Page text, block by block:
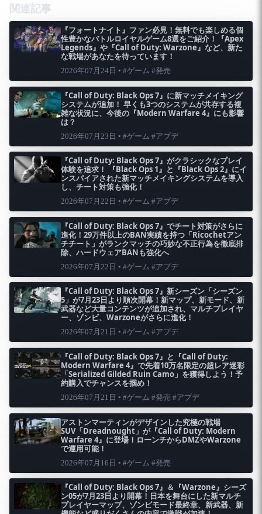
関連記事
『フォートナイト』ファン必見！無料でも楽しめる個
性豊かなバトルロイヤルゲーム8選をご紹介！『Apex
Legends』や『Call of Duty: Warzone』など、新た
な戦場があなたを待っています！
2026年07月24日 • #ゲーム #発売
『Call of Duty: Black Ops 7』に新マッチメイキング
システムが追加！ 早くも3つのシステムが共存する複
雑な状況に、今後の『Modern Warfare 4』にも影響
は？
2026年07月23日 • #ゲーム #アプデ
『Call of Duty: Black Ops 7』がクラシックなプレイ
体験を追求！ 『Black Ops 1』と『Black Ops 2』にイ
ンスパイアされた新マッチメイキングシステムを導入
し、チート対策も強化！
2026年07月22日 • #ゲーム #アプデ
『Call of Duty: Black Ops 7』でチート対策がさらに
進化！29万件以上のBAN実績を持つ「Ricochetアン
チチート」がランクマッチの巧妙な不正行為を徹底排
除、ハードウェアBANも強化へ
2026年07月22日 • #ゲーム #アプデ
『Call of Duty: Black Ops 7』新シーズン「シーズン
5」が7月23日より順次開幕！新マップ、新モード、新
武器など大量コンテンツが追加され、マルチプレイヤ
ー、ゾンビ、Warzoneがさらに進化！
2026年07月21日 • #ゲーム #アプデ
『Call of Duty: Black Ops 7』と『Call of Duty:
Modern Warfare 4』で先着10万名限定の超レア迷彩
「Serialized Gilded Ruin Camo」を獲得しよう！予
約購入でチャンスを掴め！
2026年07月21日 • #ゲーム #発売 #アプデ
アストンマーティンがデザインした究極の戦場
SUV「Dreadnought」が『Call of Duty: Modern
Warfare 4』に登場！ローンチからDMZやWarzone
で運用可能！
2026年07月16日 • #ゲーム #発売
『Call of Duty: Black Ops 7』＆『Warzone』シーズ
ン05が7月23日より開幕！日本を舞台にした新マルチ
プレイヤーマップ、ゾンビモード最終章、新武器、新